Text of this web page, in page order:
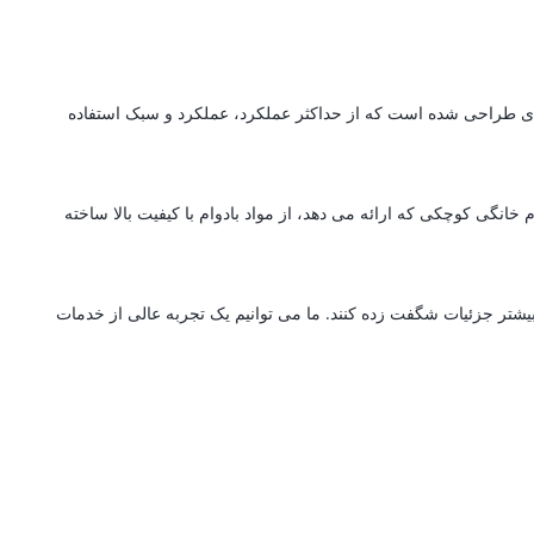
ای طراحی شده است که از حداکثر عملکرد، عملکرد و سبک استفاده
کوچکی که ارائه می دهد، از مواد بادوام با کیفیت بالا ساخته
جزئیات شگفت زده کنند. ما می توانیم یک تجربه عالی از خدمات